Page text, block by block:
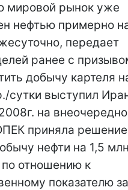
мировой рынок уже
нефтью примерно
передает
ранее с
добычу картеля
сутки выступил
на
приняла решение
нефти на 1,5 млн
отношению к
показателю за